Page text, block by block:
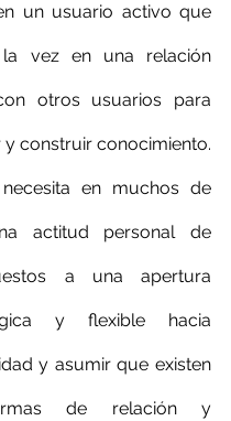
un usuario activo que
vez en una relación
otros usuarios para
y construir conocimiento.
en muchos de
actitud personal de
a una apertura
y flexible hacia
y asumir que existen
de relación y